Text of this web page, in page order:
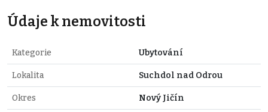
Údaje k nemovitosti
Kategorie Ubytování
Lokalita Suchdol nad Odrou
Okres Nový Jičín